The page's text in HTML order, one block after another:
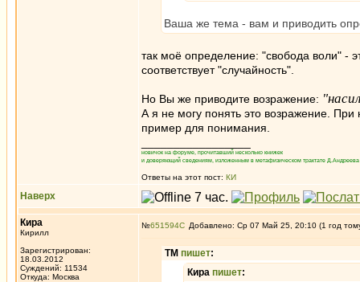
Ваша же тема - вам и приводить
так моё определение: "свобода воли" -
соответствует "случайность".
Но Вы же приводите возражение:
А я не могу понять это возражение.
пример для понимания.
новичок на форуме, прочитавший несколько книжек
и доверяющий сведениям, изложенным в метафизическом трактате
Ответы на этот пост: КИ
Наверх
Кира
Кирилл
Зарегистрирован:
18.03.2012
Суждений: 11534
Откуда: Москва
№651594 Добавлено: Ср 07 Май 25, 20:10 (1 год
ТМ пишет:
Кира пишет: